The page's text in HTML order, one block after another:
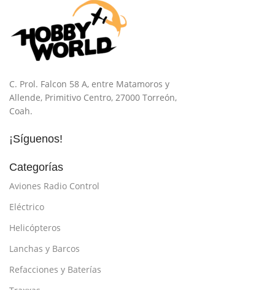
C. Prol. Falcon 58 A, entre Matamoros y
Allende, Primitivo Centro, 27000 Torreón,
Coah.
¡Síguenos!
Categorías
Aviones Radio Control
Eléctrico
Helicópteros
Lanchas y Barcos
Refacciones y Baterías